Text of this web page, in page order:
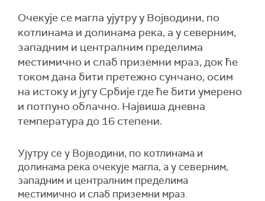
Очекује се магла ујутру у Војводини, по
котлинама и долинама река, а у северним,
западним и централним пределима
местимично и слаб приземни мраз, док ће
током дана бити претежно сунчано, осим
на истоку и југу Србије где ће бити умерено
и потпуно облачно. Највиша дневна
температура до 16 степени.
Ујутру се у Војводини, по котлинама и
долинама река очекује магла, а у северним,
западним и централним пределима
местимично и слаб приземни мраз.